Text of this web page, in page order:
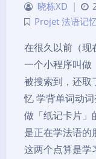
晓栋XD |
Projet 法语记
在很久以前（现
一个小程序叫做
被搜索到，还取
忆 学背单词动
做「纸记卡片」
是正在学法语的
这两个点算是学